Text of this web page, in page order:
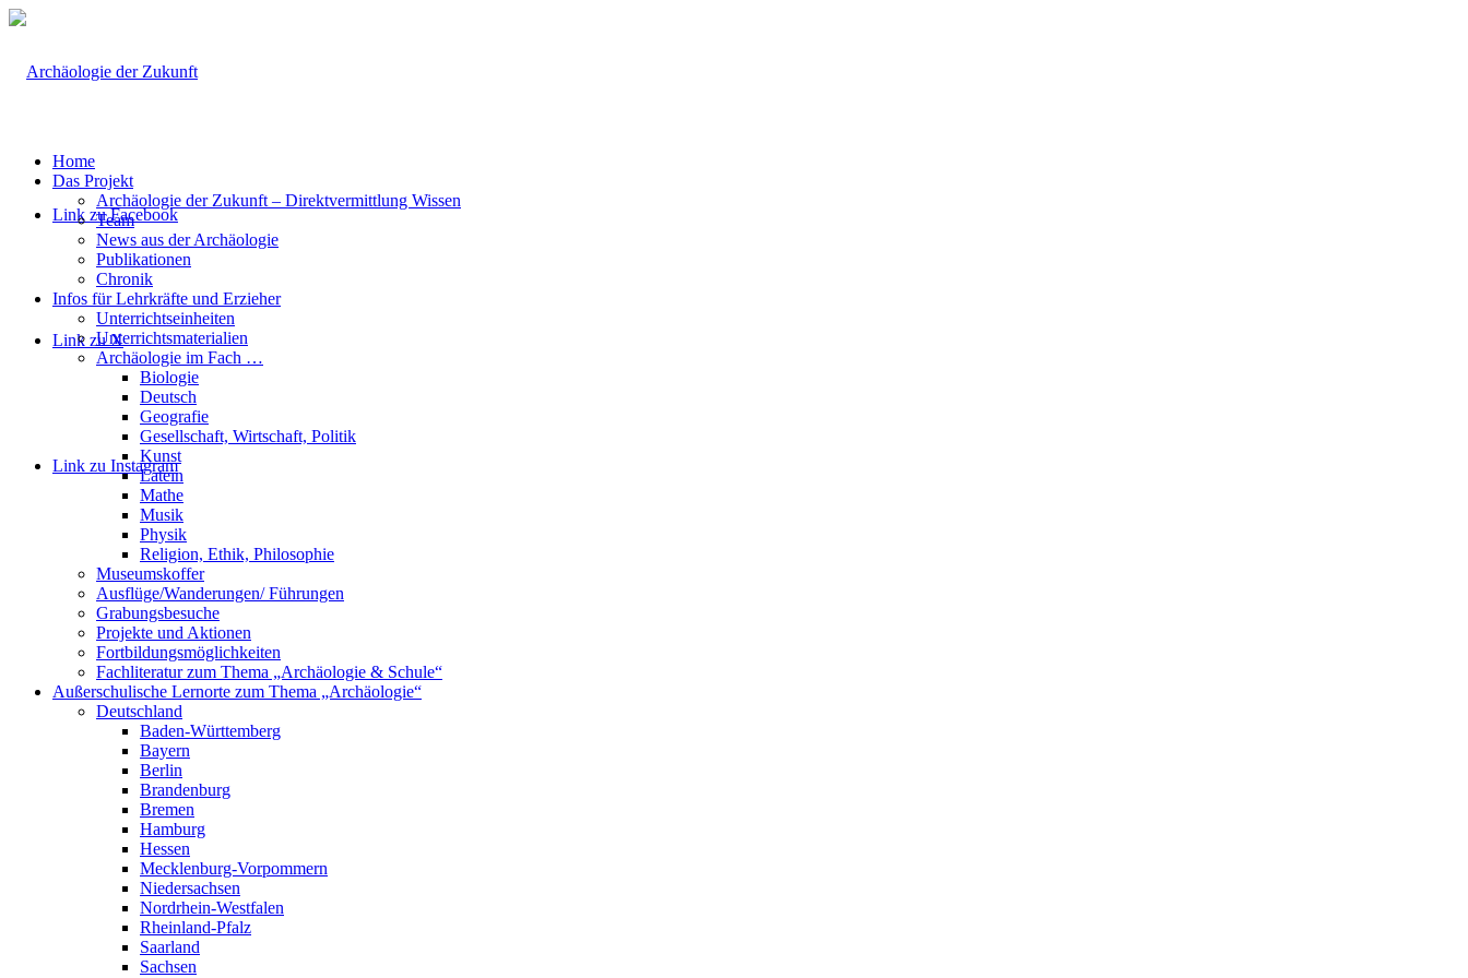
Link zu Facebook
Link zu X
Link zu Instagram
Home
Das Projekt
Archäologie der Zukunft – Direktvermittlung Wissen
Team
News aus der Archäologie
Publikationen
Chronik
Infos für Lehrkräfte und Erzieher
Unterrichtseinheiten
Unterrichtsmaterialien
Archäologie im Fach …
Biologie
Deutsch
Geografie
Gesellschaft, Wirtschaft, Politik
Kunst
Latein
Mathe
Musik
Physik
Religion, Ethik, Philosophie
Museumskoffer
Ausflüge/Wanderungen/ Führungen
Grabungsbesuche
Projekte und Aktionen
Fortbildungsmöglichkeiten
Fachliteratur zum Thema „Archäologie & Schule“
Außerschulische Lernorte zum Thema „Archäologie“
Deutschland
Baden-Württemberg
Bayern
Berlin
Brandenburg
Bremen
Hamburg
Hessen
Mecklenburg-Vorpommern
Niedersachsen
Nordrhein-Westfalen
Rheinland-Pfalz
Saarland
Sachsen